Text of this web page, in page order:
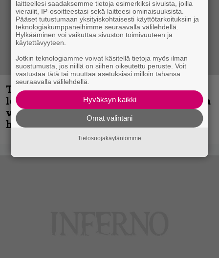
Thrash ’n’ roll -yhtye Madred ryydittää
levyjulkaisua keikkareissulla kuvatulla
videolla – ”Oltiin pakussa kusihädässä
helvetin väsyneenä…”
laitteellesi saadaksemme tietoja esimerkiksi sivuista, joilla
vierailit, IP-osoitteestasi sekä laitteesi ominaisuuksista.
Pääset tutustumaan yksityiskohtaisesti käyttötarkoituksiin ja
teknologiakumppaneihimme seuraavalla välilehdellä.
Hylkääminen voi vaikuttaa sivuston toimivuuteen ja
käytettävyyteen.
Jotkin teknologiamme voivat käsitellä tietoja myös ilman
suostumusta, jos niillä on siihen oikeutettu peruste. Voit
vastustaa tätä tai muuttaa asetuksiasi milloin tahansa
seuraavalla välilehdellä.
Hyväksyn kaikki
Omat valintani
Tietosuojakäytäntömme